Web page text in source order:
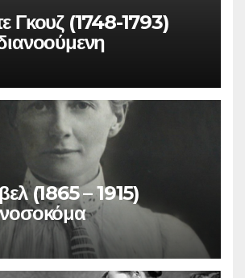
Γκουζ (1748-1793)
(1865 – 1915)